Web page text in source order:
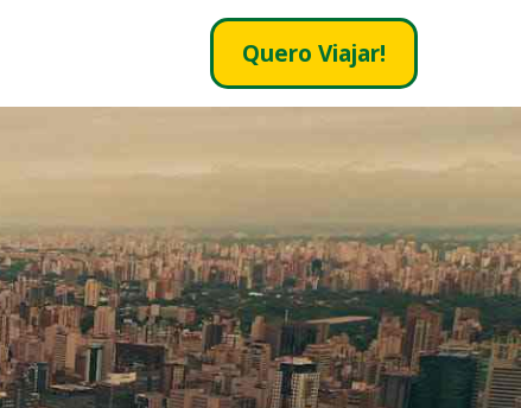
Quero Viajar!